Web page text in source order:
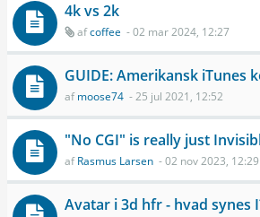
4k vs 2k
afcoffee - 02 mar 2024, 12:27
GUIDE: Amerikansk iTunes
afmoose74 - 25 jul 2021, 12:52
"No CGI" is really just
afRasmus Larsen - 02 nov 2023, 12:29
Avatar i 3d hfr - hvad synes